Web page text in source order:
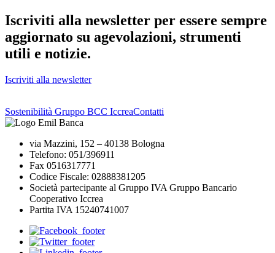
Iscriviti alla newsletter per essere sempre
aggiornato su agevolazioni, strumenti
utili e notizie.
Iscriviti alla newsletter
Sostenibilità Gruppo BCC IccreaContatti
via Mazzini, 152 – 40138 Bologna
Telefono: 051/396911
Fax 0516317771
Codice Fiscale: 02888381205
Società partecipante al Gruppo IVA Gruppo Bancario
Cooperativo Iccrea
Partita IVA 15240741007